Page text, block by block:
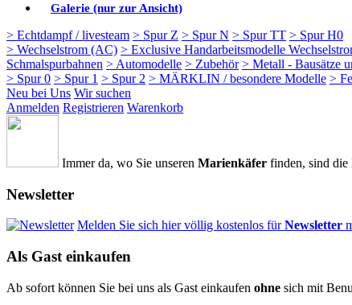
Galerie (nur zur Ansicht)
> Echtdampf / livesteam > Spur Z > Spur N > Spur TT > Spur H0
> Wechselstrom (AC) > Exclusive Handarbeitsmodelle
Schmalspurbahnen > Automodelle > Zubehör > Metall - Bausätze
> Spur 0 > Spur 1 > Spur 2 > MÄRKLIN / besondere Modelle >
Neu bei Uns Wir suchen
Anmelden Registrieren Warenkorb
Immer da, wo Sie unseren Marienkäfer finden, sind die
Newsletter
Melden Sie sich hier völlig kostenlos fürNewsletter
Als Gast einkaufen
Ab sofort können Sie bei uns als Gast einkaufen ohne sich mit